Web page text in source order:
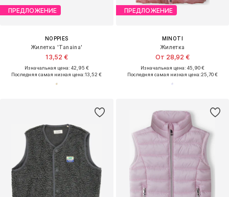
ПРЕДЛОЖЕНИЕ
NOPPIES
Жилетка 'Tanaina'
13,52 €
Изначальная цена: 42,95 €
Последняя самая низкая цена:13,52 €
ПРЕДЛОЖЕНИЕ
MINOTI
Жилетка
От 28,92 €
Изначальная цена: 45,90 €
Последняя самая низкая цена:25,70 €